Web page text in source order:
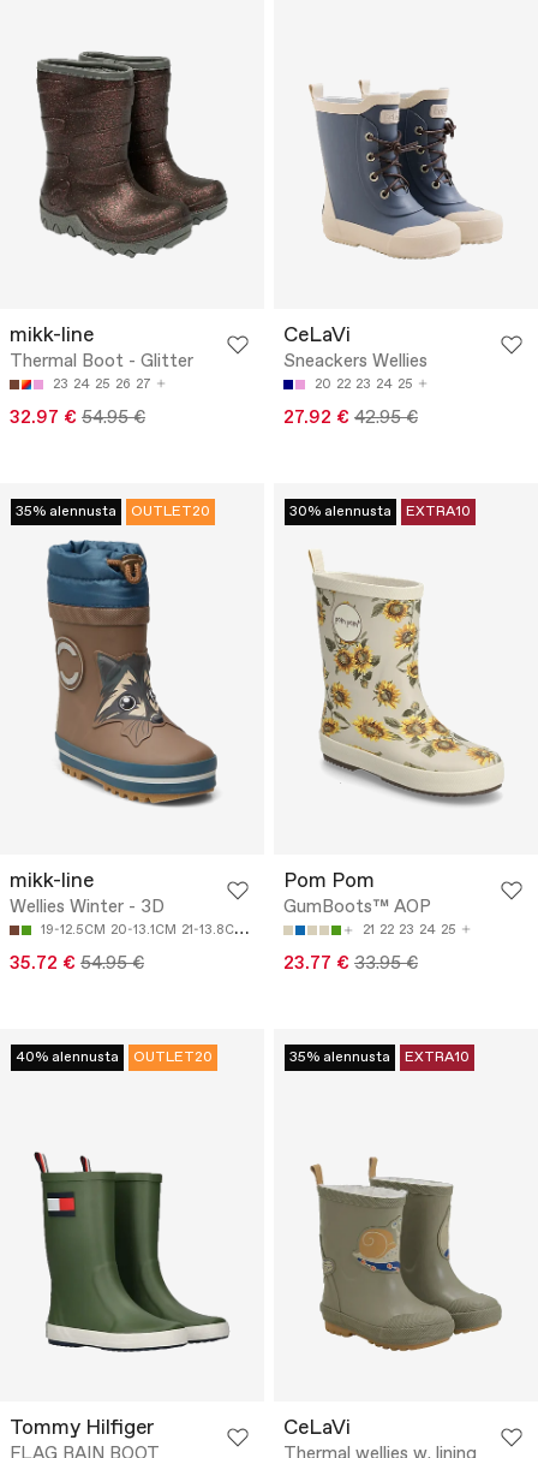
mikk-line
Thermal Boot - Glitter
23 24 25 26 27
32.97 € 54.95 €
CeLaVi
Sneackers Wellies
20 22 23 24 25
27.92 € 42.95 €
35% alennusta OUTLET20
mikk-line
Wellies Winter - 3D
19-12.5CM 20-13.1CM 21-13.8CM 22-14.5CM 23-15.1CM
35.72 € 54.95 €
30% alennusta EXTRA10
Pom Pom
GumBoots™ AOP
21 22 23 24 25
23.77 € 33.95 €
40% alennusta OUTLET20
Tommy Hilfiger
35% alennusta EXTRA10
CeLaVi